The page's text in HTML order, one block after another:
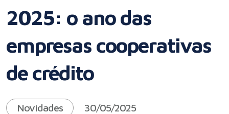
2025: o ano das
empresas cooperativas
de crédito
Novidades 30/05/2025